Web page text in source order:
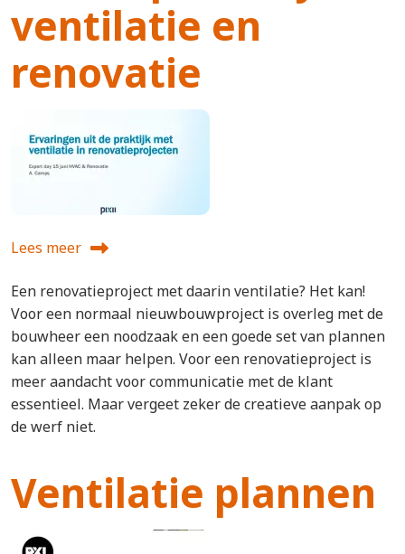
ventilatie en
renovatie
Lees meer
over Pixii expert day - ventilatie en renovatie
Een renovatieproject met daarin ventilatie? Het kan!
Voor een normaal nieuwbouwproject is overleg met de
bouwheer een noodzaak en een goede set van plannen
kan alleen maar helpen. Voor een renovatieproject is
meer aandacht voor communicatie met de klant
essentieel. Maar vergeet zeker de creatieve aanpak op
de werf niet.
Ventilatie plannen